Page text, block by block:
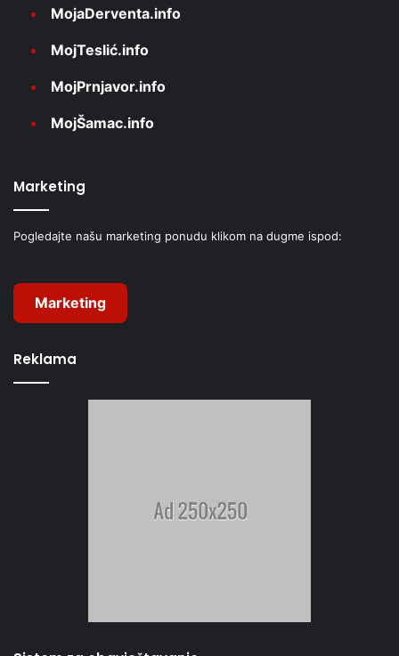
MojaDerventa.info
MojTeslić.info
MojPrnjavor.info
MojŠamac.info
Marketing
Pogledajte našu marketing ponudu klikom na dugme ispod:
Marketing
Reklama